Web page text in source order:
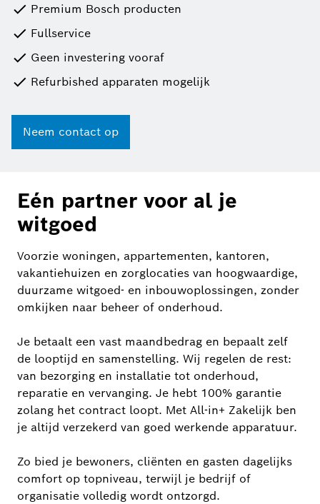
Premium Bosch producten
Fullservice
Geen investering vooraf
Refurbished apparaten mogelijk
Neem contact op
Eén partner voor al je
witgoed
Voorzie woningen, appartementen, kantoren,
vakantiehuizen en zorglocaties van hoogwaardige,
duurzame witgoed- en inbouwoplossingen, zonder
omkijken naar beheer of onderhoud.
Je betaalt een vast maandbedrag en bepaalt zelf
de looptijd en samenstelling. Wij regelen de rest:
van bezorging en installatie tot onderhoud,
reparatie en vervanging. Je hebt 100% garantie
zolang het contract loopt. Met All-in+ Zakelijk ben
je altijd verzekerd van goed werkende apparatuur.
Zo bied je bewoners, cliënten en gasten dagelijks
comfort op topniveau, terwijl je bedrijf of
organisatie volledig wordt ontzorgd.